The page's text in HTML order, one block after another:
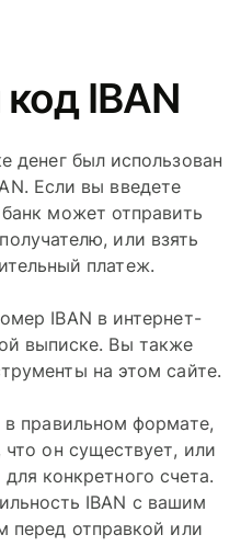
IBAN
денег был использован
Если вы введете
может отправить
или взять
платеж.
IBAN в интернет-
выписке. Вы также
на этом сайте.
правильном формате,
он существует, или
конкретного счета.
IBAN с вашим
перед отправкой или